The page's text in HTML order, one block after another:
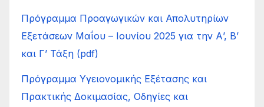
Πρόγραμμα Προαγωγικών και Απολυτηρίων
Εξετάσεων Μαΐου – Ιουνίου 2025 για την Α’, Β’
και Γ’ Τάξη (pdf)
Πρόγραμμα Υγειονομικής Εξέτασης και
Πρακτικής Δοκιμασίας, Οδηγίες και